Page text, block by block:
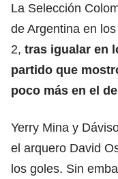
La Selección
de Argentina en
2, tras igualar en
partido que
poco más en el
Yerry Mina y
el arquero David
los goles. Sin